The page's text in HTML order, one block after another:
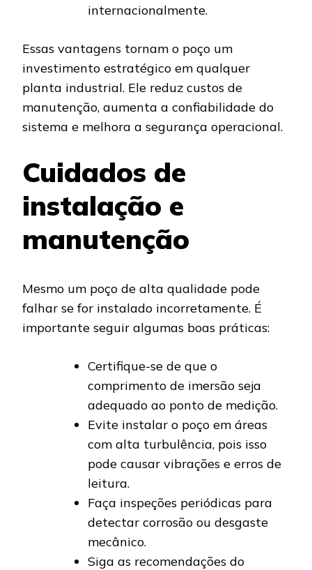
internacionalmente.
Essas vantagens tornam o poço um
investimento estratégico em qualquer
planta industrial. Ele reduz custos de
manutenção, aumenta a confiabilidade do
sistema e melhora a segurança operacional.
Cuidados de
instalação e
manutenção
Mesmo um poço de alta qualidade pode
falhar se for instalado incorretamente. É
importante seguir algumas boas práticas:
Certifique-se de que o
comprimento de imersão seja
adequado ao ponto de medição.
Evite instalar o poço em áreas
com alta turbulência, pois isso
pode causar vibrações e erros de
leitura.
Faça inspeções periódicas para
detectar corrosão ou desgaste
mecânico.
Siga as recomendações do